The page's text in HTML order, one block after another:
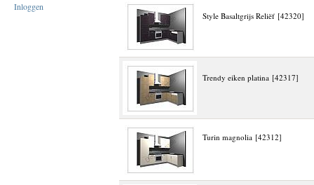
Inloggen
Style Basaltgrijs Reliëf [42320]
Trendy eiken platina [42317]
Turin magnolia [42312]